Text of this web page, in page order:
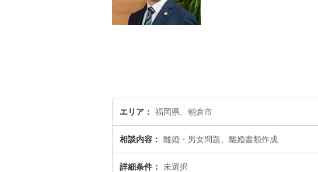
エリア 福岡県、朝倉市
相談内容 離婚・男女問題、離婚書類作成
詳細条件 未選択